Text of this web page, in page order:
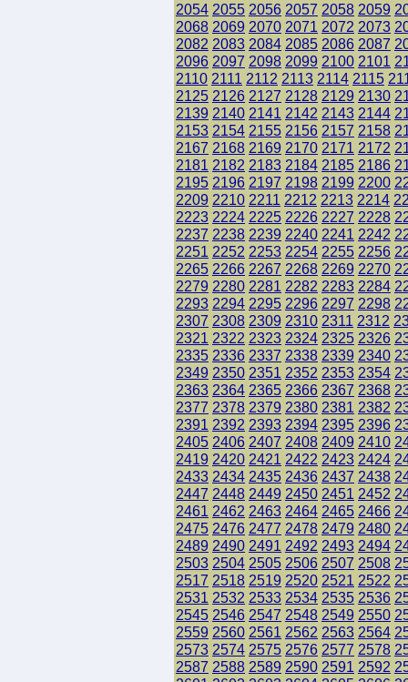
2054 2055 2056 2057 2058 2059
2068 2069 2070 2071 2072 2073
2082 2083 2084 2085 2086 2087
2096 2097 2098 2099 2100 2101
2110 2111 2112 2113 2114 2115
2125 2126 2127 2128 2129 2130
2139 2140 2141 2142 2143 2144
2153 2154 2155 2156 2157 2158
2167 2168 2169 2170 2171 2172
2181 2182 2183 2184 2185 2186
2195 2196 2197 2198 2199 2200
2209 2210 2211 2212 2213 2214
2223 2224 2225 2226 2227 2228
2237 2238 2239 2240 2241 2242
2251 2252 2253 2254 2255 2256
2265 2266 2267 2268 2269 2270
2279 2280 2281 2282 2283 2284
2293 2294 2295 2296 2297 2298
2307 2308 2309 2310 2311 2312
2321 2322 2323 2324 2325 2326
2335 2336 2337 2338 2339 2340
2349 2350 2351 2352 2353 2354
2363 2364 2365 2366 2367 2368
2377 2378 2379 2380 2381 2382
2391 2392 2393 2394 2395 2396
2405 2406 2407 2408 2409 2410
2419 2420 2421 2422 2423 2424
2433 2434 2435 2436 2437 2438
2447 2448 2449 2450 2451 2452
2461 2462 2463 2464 2465 2466
2475 2476 2477 2478 2479 2480
2489 2490 2491 2492 2493 2494
2503 2504 2505 2506 2507 2508
2517 2518 2519 2520 2521 2522
2531 2532 2533 2534 2535 2536
2545 2546 2547 2548 2549 2550
2559 2560 2561 2562 2563 2564
2573 2574 2575 2576 2577 2578
2587 2588 2589 2590 2591 2592